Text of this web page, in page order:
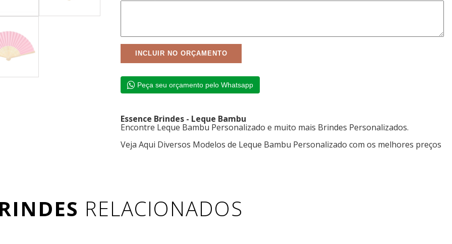
Peça seu orçamento pelo Whatsapp
Essence Brindes - Leque Bambu
Encontre Leque Bambu Personalizado e muito mais Brindes Personalizados.
Veja Aqui Diversos Modelos de Leque Bambu Personalizado com os melhores preços
RELACIONADOS